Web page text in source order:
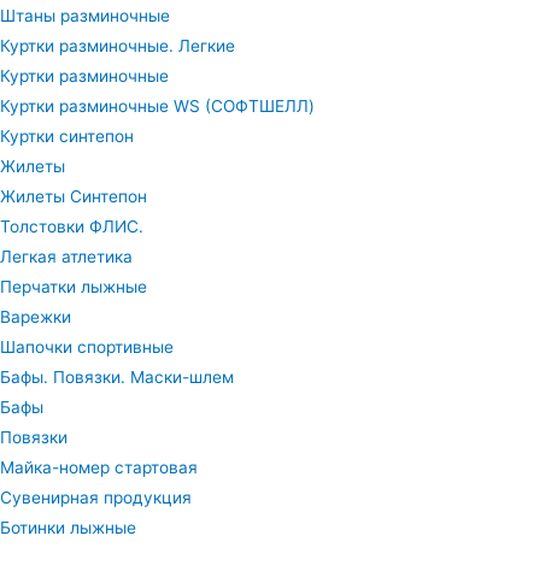
Штаны разминочные
Куртки разминочные. Легкие
Куртки разминочные
Куртки разминочные WS (СОФТШЕЛЛ)
Куртки синтепон
Жилеты
Жилеты Синтепон
Толстовки ФЛИС.
Легкая атлетика
Перчатки лыжные
Варежки
Шапочки спортивные
Бафы. Повязки. Маски-шлем
Бафы
Повязки
Майка-номер стартовая
Сувенирная продукция
Ботинки лыжные